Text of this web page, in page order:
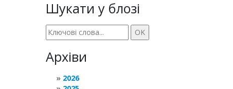
Шукати у блозі
Архіви
2026